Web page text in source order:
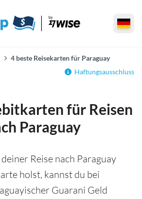
4 beste Reisekarten für Paraguay
Haftungsausschluss
für Reisen
Paraguay
Reise nach Paraguay
holst, kannst du bei
Guarani Geld